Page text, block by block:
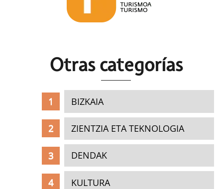
Otras categorías
BIZKAIA
ZIENTZIA ETA TEKNOLOGIA
DENDAK
KULTURA